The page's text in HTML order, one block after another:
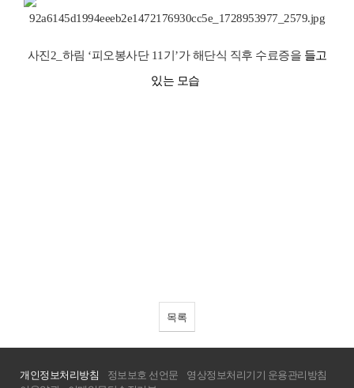
사진 2_ 하림 ‘피오봉사단11 기 ’가 해단식 직후 수료증을 들고
있는 모습
목록
개인정보처리방침 정보보호 선언문
영상정보처리기기 운용관리방침